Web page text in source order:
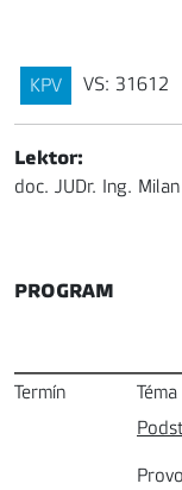
KPV VS: 31612
Lektor:
doc. JUDr. Ing.
PROGRAM
Termín Téma